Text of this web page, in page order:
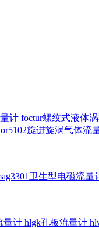
计 foctur螺纹式液体
旋进旋涡气体流
卫生型电磁流量
量计 hlgk孔板流量计